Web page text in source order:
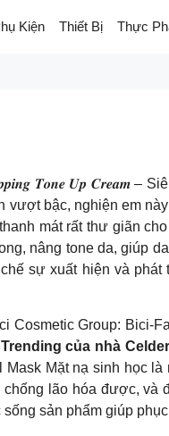
Kiện Thiết Bị Thực
𝑻𝒐𝒏𝒆 𝑼𝒑 𝑪𝒓𝒆𝒂𝒎 –
bậc, nghiện em
mát rất thư giãn
nâng tone da, giúp
sự xuất hiện và phát
Cosmetic Group: Bici-
của nhà
Mặt nạ sinh học
lão hóa được, và
sản phẩm giúp